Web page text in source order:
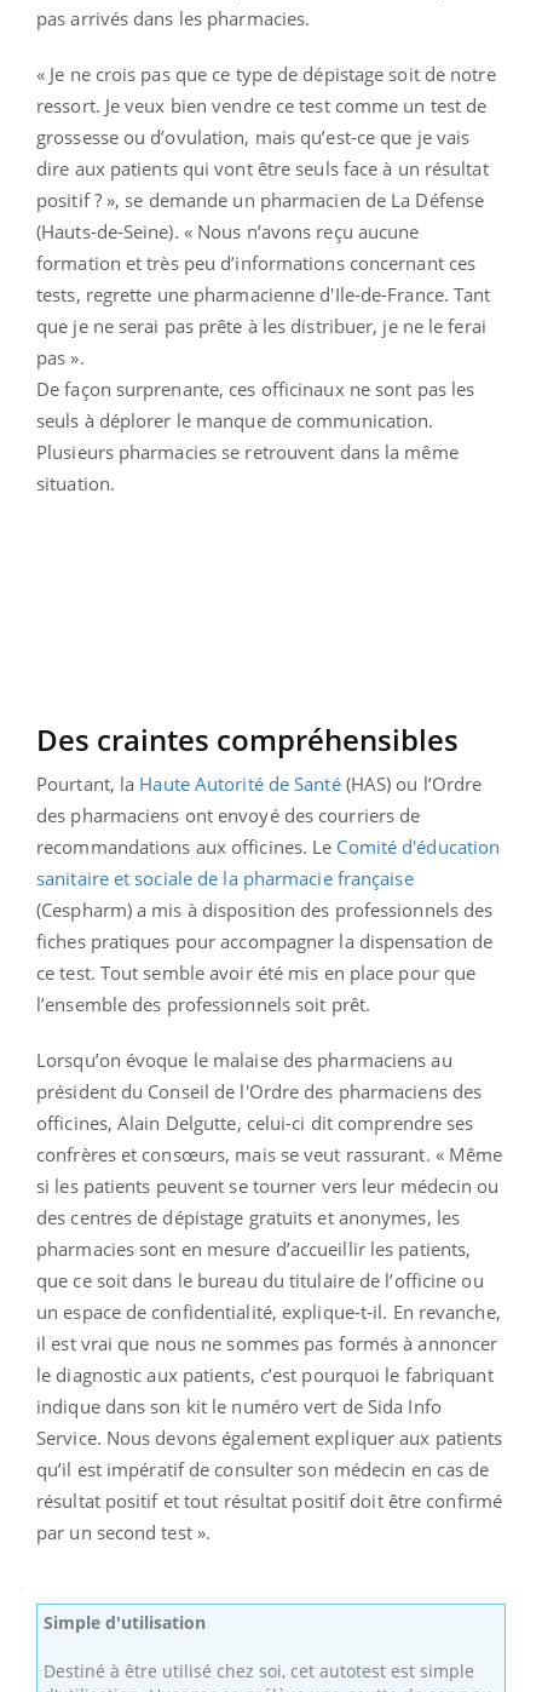
pas arrivés dans les pharmacies.
« Je ne crois pas que ce type de dépistage soit de notre
ressort. Je veux bien vendre ce test comme un test de
grossesse ou d’ovulation, mais qu’est-ce que je vais
dire aux patients qui vont être seuls face à un résultat
positif ? », se demande un pharmacien de La Défense
(Hauts-de-Seine). « Nous n’avons reçu aucune
formation et très peu d’informations concernant ces
tests, regrette une pharmacienne d'Ile-de-France. Tant
que je ne serai pas prête à les distribuer, je ne le ferai
pas ».
De façon surprenante, ces officinaux ne sont pas les
seuls à déplorer le manque de communication.
Plusieurs pharmacies se retrouvent dans la même
situation.
Des craintes compréhensibles
Pourtant, la Haute Autorité de Santé(HAS) ou l’Ordre
des pharmaciens ont envoyé des courriers de
recommandations aux officines. Le Comité d'éducation
sanitaire et sociale de la pharmacie française
(Cespharm) a mis à disposition des professionnels des
fiches pratiques pour accompagner la dispensation de
ce test. Tout semble avoir été mis en place pour que
l’ensemble des professionnels soit prêt.
Lorsqu’on évoque le malaise des pharmaciens au
président du Conseil de l'Ordre des pharmaciens des
officines, Alain Delgutte, celui-ci dit comprendre ses
confrères et consœurs, mais se veut rassurant. « Même
si les patients peuvent se tourner vers leur médecin ou
des centres de dépistage gratuits et anonymes, les
pharmacies sont en mesure d’accueillir les patients,
que ce soit dans le bureau du titulaire de l’officine ou
un espace de confidentialité, explique-t-il. En revanche,
il est vrai que nous ne sommes pas formés à annoncer
le diagnostic aux patients, c’est pourquoi le fabriquant
indique dans son kit le numéro vert de Sida Info
Service. Nous devons également expliquer aux patients
qu’il est impératif de consulter son médecin en cas de
résultat positif et tout résultat positif doit être confirmé
par un second test ».
Simple d'utilisation
Destiné à être utilisé chez soi, cet autotest est simple